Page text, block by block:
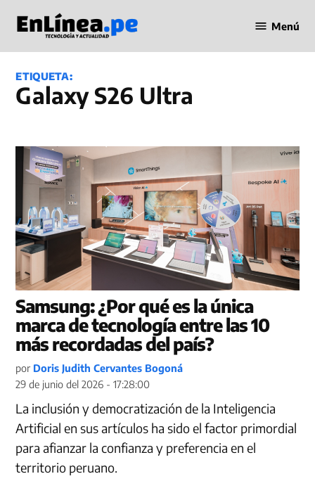
contenido
en Línea
Menú
ETIQUETA:
Galaxy S26 Ultra
Samsung: ¿Por qué es la única
marca de tecnología entre las 10
más recordadas del país?
por Doris Judith Cervantes Bogoná
29 de junio del 2026 - 17:28:00
La inclusión y democratización de la Inteligencia
Artificial en sus artículos ha sido el factor primordial
para afianzar la confianza y preferencia en el
territorio peruano.